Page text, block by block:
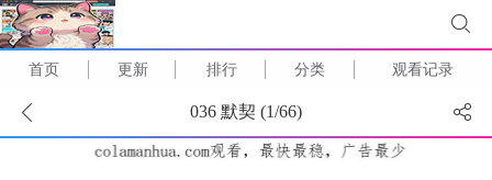
首页 更新 排行 分类 观看记录
036 默契 (1/66)